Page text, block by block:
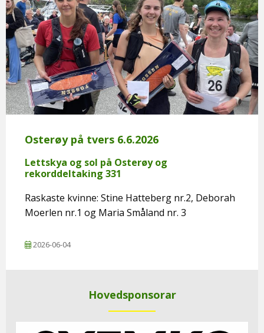
Osterøy på tvers 6.6.2026
Lettskya og sol på Osterøy og
rekorddeltaking 331
Raskaste kvinne: Stine Hatteberg nr.2, Deborah
Moerlen nr.1 og Maria Småland nr. 3
2026-06-04
Hovedsponsorar